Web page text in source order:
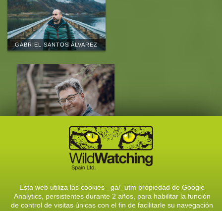
GABRIEL SANTOS ÁLVAREZ
EDUARDO MARCOS
QUEVEDO
CONOCE AL EQUIPO
CONTACTA CON NOSOTROS
Esta web utiliza las cookies _ga/_utm propiedad de Google
Analytics, persistentes durante 2 años, para habilitar la función
de control de visitas únicas con el fin de facilitarle su navegación